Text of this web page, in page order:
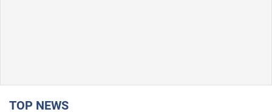
TOP NEWS